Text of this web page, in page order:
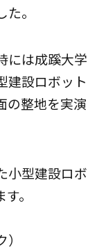
。
には成蹊大学
建設ロボット
の整地を実演
小型建設ロボ
。